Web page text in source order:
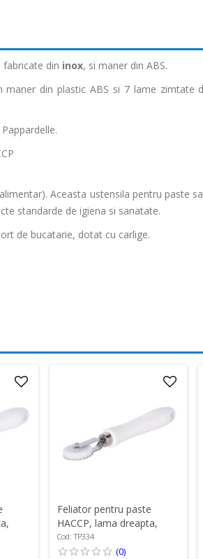
fabricate din inox, si maner din ABS.
din plastic ABS si 7 lame zimtate
Aceasta ustensila pentru paste
standarde de igiena si sanatate.
de bucatarie, dotat cu carlige.
Feliator pentru paste
HACCP, lama dreapta,
latime 7 mm - Zokura
Cod: TP334
(0)